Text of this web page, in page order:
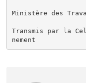
Ministère des
Transmis par la
nement